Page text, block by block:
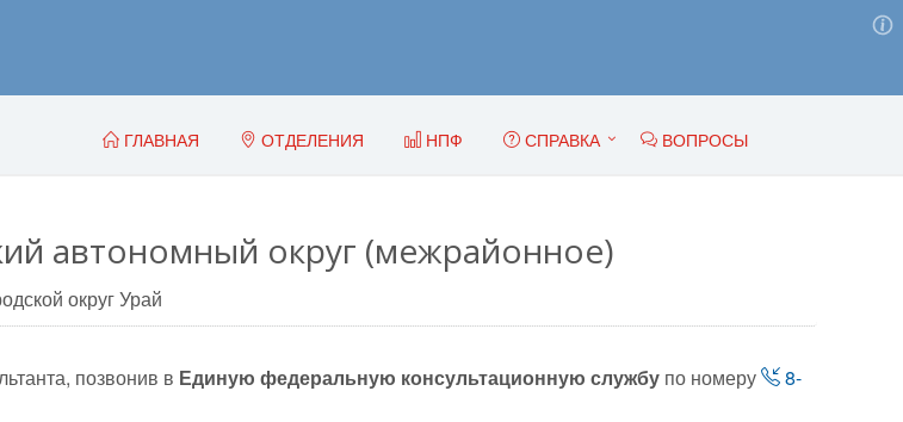
ГЛАВНАЯ ОТДЕЛЕНИЯ НПФ СПРАВКА ВОПРОСЫ
автономный округ (межрайонное)
округ Урай
позвонив в Единую федеральную консультационную службу по номеру
8-